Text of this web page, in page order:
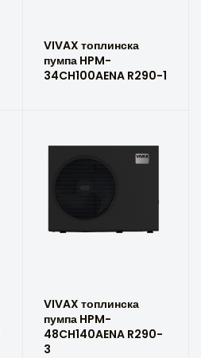
VIVAX топлинска
пумпа HPM-
34CH100AENA R290-1
VIVAX топлинска
пумпа HPM-
48CH140AENA R290-
3